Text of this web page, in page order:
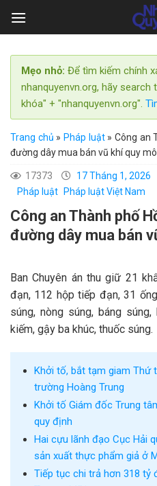
Mẹo nhỏ: Để tìm kiếm chính
nhanquyenvn.org, hãy search
khóa" + "nhanquyenvn.org".
Trang chủ » Pháp luật» Công an
đường dây mua bán vũ khí quy
17373
17 Tháng 1, 2026
Pháp luật
Pháp luật Việt Nam
Công an Thành phố
đường dây mua bán
Ban Chuyên án thu giữ 21
đạn, 112 hộp tiếp đạn, 31
súng, nòng súng, báng
kiếm, gậy ba khúc, thuốc súng.
Khởi tố, bắt tạm giam Thứ
trường Hoàng Trung
Khởi tố Giám đốc Trung
quy định
Hai cựu lãnh đạo Cục Hải
sản xuất thực phẩm giả ở
Tiếp tục chi trả hơn 318 tỷ